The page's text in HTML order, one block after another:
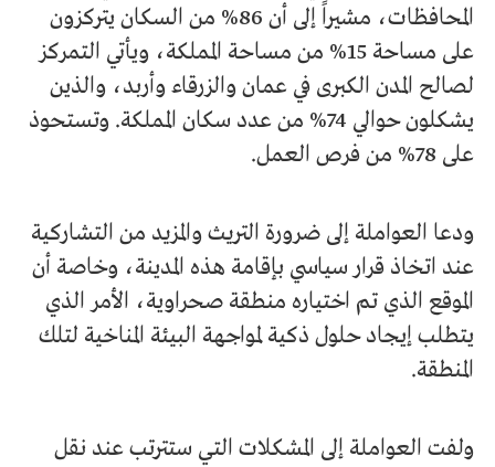
المحافظات، مشيراً إلى أن 86% من السكان يتركزون
على مساحة 15% من مساحة المملكة، ويأتي التمركز
لصالح المدن الكبرى في عمان والزرقاء وأربد، والذين
يشكلون حوالي 74% من عدد سكان المملكة. وتستحوذ
على 78% من فرص العمل.
ودعا العواملة إلى ضرورة التريث والمزيد من التشاركية
عند اتخاذ قرار سياسي بإقامة هذه المدينة، وخاصة أن
الموقع الذي تم اختياره منطقة صحراوية، الأمر الذي
يتطلب إيجاد حلول ذكية لمواجهة البيئة المناخية لتلك
المنطقة.
ولفت العواملة إلى المشكلات التي ستترتب عند نقل